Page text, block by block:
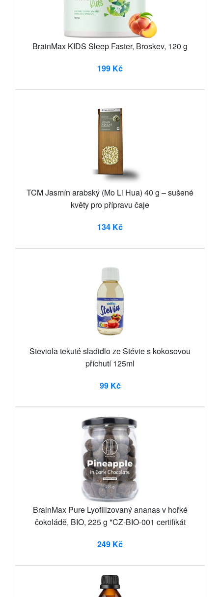
BrainMax KIDS Sleep Faster, Broskev, 120 g
199 Kč
TCM Jasmín arabský (Mo Li Hua) 40 g – sušené
květy pro přípravu čaje
134 Kč
Steviola tekuté sladidlo ze Stévie s kokosovou
příchutí 125ml
99 Kč
BrainMax Pure Lyofilizovaný ananas v hořké
čokoládě, BIO, 225 g *CZ-BIO-001 certifikát
249 Kč